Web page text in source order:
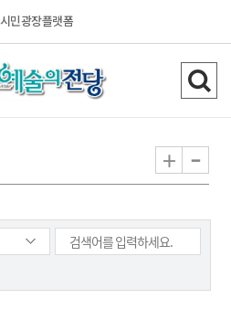
시민광장플랫폼
군
산
검
색
기
+ -